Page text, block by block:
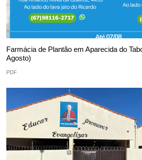
Farmácia de Plantão em Aparecida do
Agosto)
PDF